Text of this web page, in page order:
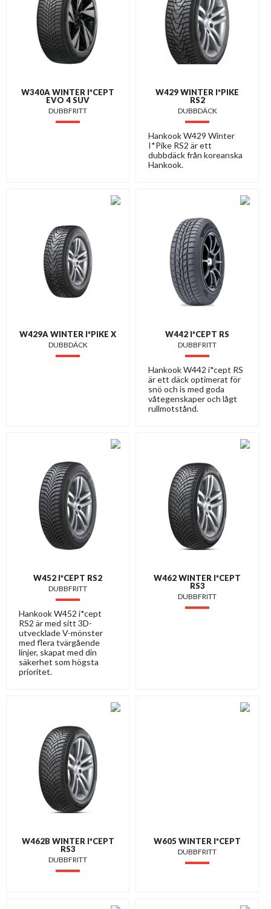
W340A WINTER I*CEPT
EVO 4 SUV
DUBBFRITT
W429 WINTER I*PIKE
RS2
DUBBDÄCK
Hankook W429 Winter
I*Pike RS2 är ett
dubbdäck från koreanska
Hankook.
W429A WINTER I*PIKE X
DUBBDÄCK
W442 I*CEPT RS
DUBBFRITT
Hankook W442 i*cept RS
är ett däck optimerat för
snö och is med goda
våtegenskaper och lågt
rullmotstånd.
W452 I*CEPT RS2
DUBBFRITT
Hankook W452 i*cept
RS2 är med sitt 3D-
utvecklade V-mönster
med flera tvärgående
linjer, skapat med din
säkerhet som högsta
prioritet.
W462 WINTER I*CEPT
RS3
DUBBFRITT
W462B WINTER I*CEPT
RS3
DUBBFRITT
W605 WINTER I*CEPT
DUBBFRITT